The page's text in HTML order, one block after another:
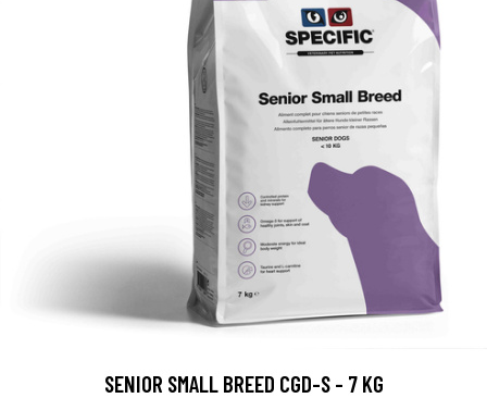
SENIOR SMALL BREED CGD-S - 7 KG